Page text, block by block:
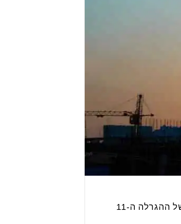
החל מהיום אלפי זוגות צעירים ומחוסרי דירה ברחבי הארץ ייצמדו למסכים עם פתיחתה הרשמית של ההגרלה ה-11